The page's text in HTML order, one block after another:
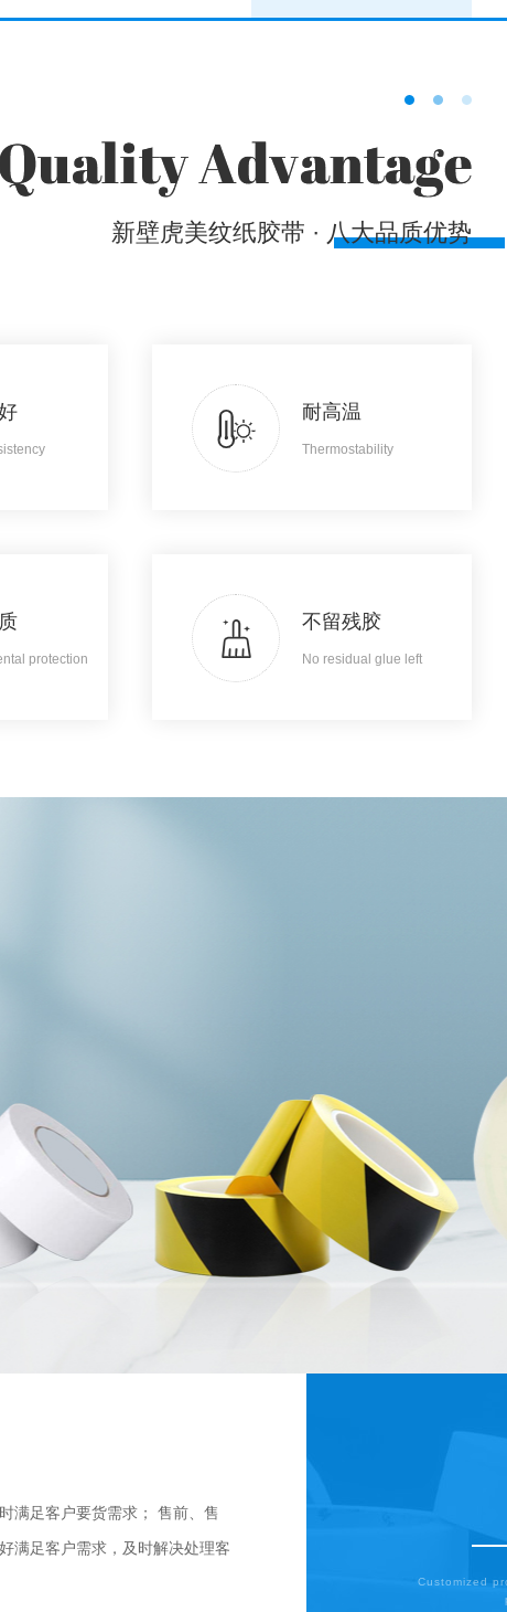
新壁虎美纹纸胶带 · 八大品质优势
耐高温
Thermostability
protection
不留残胶
No residual glue left
满足客户要货需求； 售前、售
满足客户需求，及时解决处理客
造，行业经验丰富，
务于一体，客户遍及
Customized